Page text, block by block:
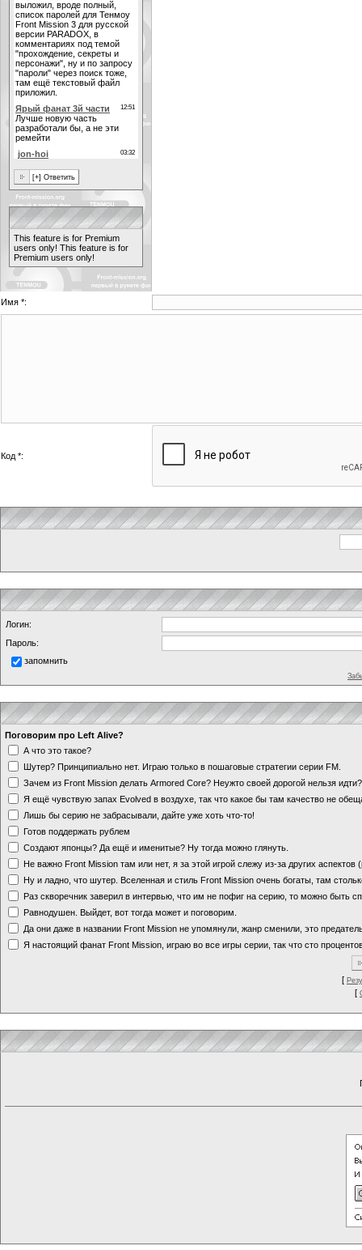
This feature is for Premium
users only! This feature is for
Premium users only!
Имя *:
Код *:
Логин:
Пароль:
запомнить
Поговорим про Left Alive?
А что это такое?
Шутер? Принципиально нет. Играю только в пошаговые стратегии серии FM.
Зачем из Front Mission делать Armored Core? Неужто своей дорогой нельзя
Я ещё чувствую запах Evolved в воздухе, так что какое бы там качество не
Лишь бы серию не забрасывали, дайте уже хоть что-то!
Готов поддержать рублем
Создают японцы? Да ещё и именитые? Ну тогда можно глянуть.
Не важно Front Mission там или нет, я за этой игрой слежу из-за других аспектов
Ну и ладно, что шутер. Вселенная и стиль Front Mission очень богаты, там
Раз скворечник заверил в интервью, что им не пофиг на серию, то можно быть
Равнодушен. Выйдет, вот тогда может и поговорим.
Да они даже в названии Front Mission не упомянули, жанр сменили, это
Я настоящий фанат Front Mission, играю во все игры серии, так что сто
[
[